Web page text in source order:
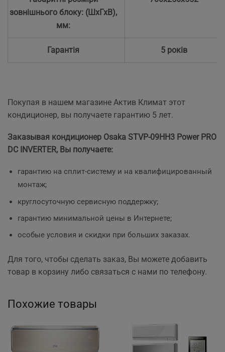
зовнішнього блоку: (ШхГхВ),
мм:
Гарантія 5 років
Покупая в нашем магазине Актив Климат этот
кондиционер, вы получаете гарантию 5 лет.
Заказывая кондиционер Osaka STVP-09HH3 Power PRO
DC INVERTER, Вы получаете:
гарантию на cплит-систему и на квалифицированный
монтаж;
круглосуточную сервисную поддержку;
гарантию минимальной цены в Интернете;
особые условия и скидки при больших заказах.
Для того, чтобы сделать заказ, Вы можете добавить
товар в корзину либо связаться с нами по телефону.
Похожие товары